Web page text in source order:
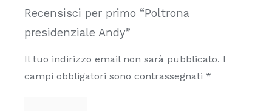
Recensisci per primo “Poltrona
presidenziale Andy”
Il tuo indirizzo email non sarà pubblicato. I
campi obbligatori sono contrassegnati *